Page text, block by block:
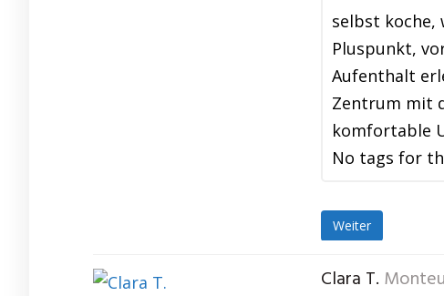
selbst koche,
Pluspunkt,
Aufenthalt
Zentrum mit
komfortable
No tags for
Weiter
Clara T.